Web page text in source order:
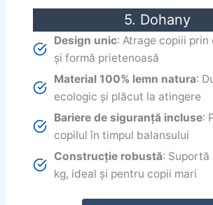
5. Dohany
Design unic: Atrage copiii
și formă prietenoasă
Material 100% lemn natura:
ecologic și plăcut la atingere
Bariere de siguranță incluse:
copilul în timpul balansului
Construcție robustă: Suportă
kg, ideal și pentru copii mari